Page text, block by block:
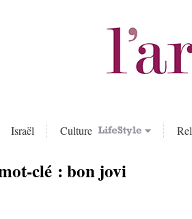
Israël Culture
clé :bon jovi